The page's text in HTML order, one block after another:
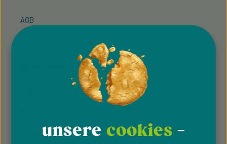
AGB
Allgemeine Teilnahmebedingung
Hinweisgeber­system
Cookie-Einstellungen
unsere cookies -